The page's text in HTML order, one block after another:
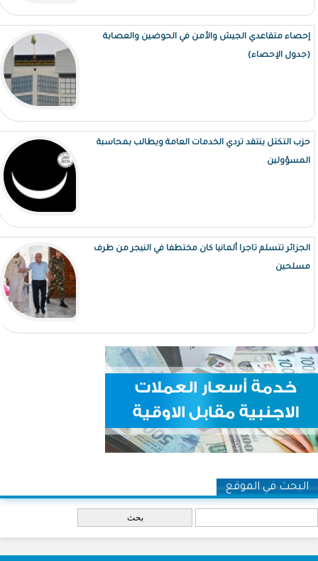
إحصاء متقاعدي الجيش والأمن في الحوضين والعصابة
(جدول الإحصاء)
حزب التكتل ينتقد تردي الخدمات العامة ويطالب بمحاسبة
المسؤولين
الجزائر تتسلم تاجرا ألمانيا كان مختطفا في النيجر من طرف
مسلحين
البحث في الموقع